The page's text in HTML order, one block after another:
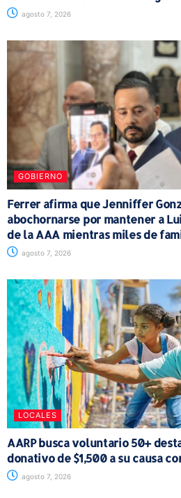
agosto 7, 2026
GOBIERNO
Ferrer afirma que Jenniffer
abochornarse por mantener a
de la AAA mientras miles de
agosto 7, 2026
LOCALES
AARP busca voluntario 50+
donativo de $1,500 a su causa
agosto 7, 2026